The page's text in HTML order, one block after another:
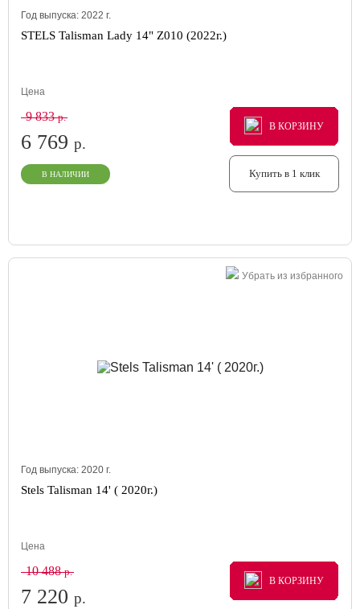
Год выпуска: 2022 г.
STELS Talisman Lady 14" Z010 (2022г.)
Цена
9 833р.
6 769 р.
В НАЛИЧИИ
В КОРЗИНУ
В КОРЗИНУ
В КОРЗИНУ
Купить в 1 клик
Убрать из избранного
Год выпуска: 2020 г.
Stels Talisman 14' ( 2020г.)
Цена
10 488р.
7 220 р.
В КОРЗИНУ
В КОРЗИНУ
В КОРЗИНУ